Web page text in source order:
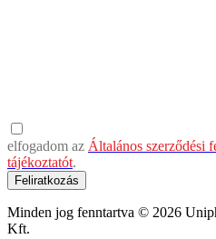
elfogadom az Általános szerződési
tájékoztatót.
Feliratkozás
Minden jog fenntartva © 2026
Kft.